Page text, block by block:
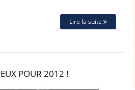
Lire la suite
POUR 2012 !